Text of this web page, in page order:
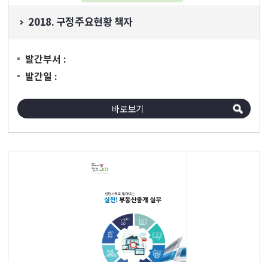
2018. 구정주요현황 책자
발간부서 :
발간일 :
바로보기